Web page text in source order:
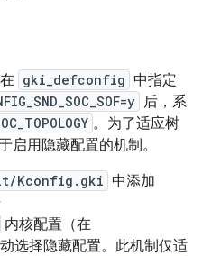
gki_defconfig 中指定
后，系
。为了适应树
启用隐藏配置的机制。
Kconfig.gki 中添加
内核配置（在
选择隐藏配置。此机制仅适